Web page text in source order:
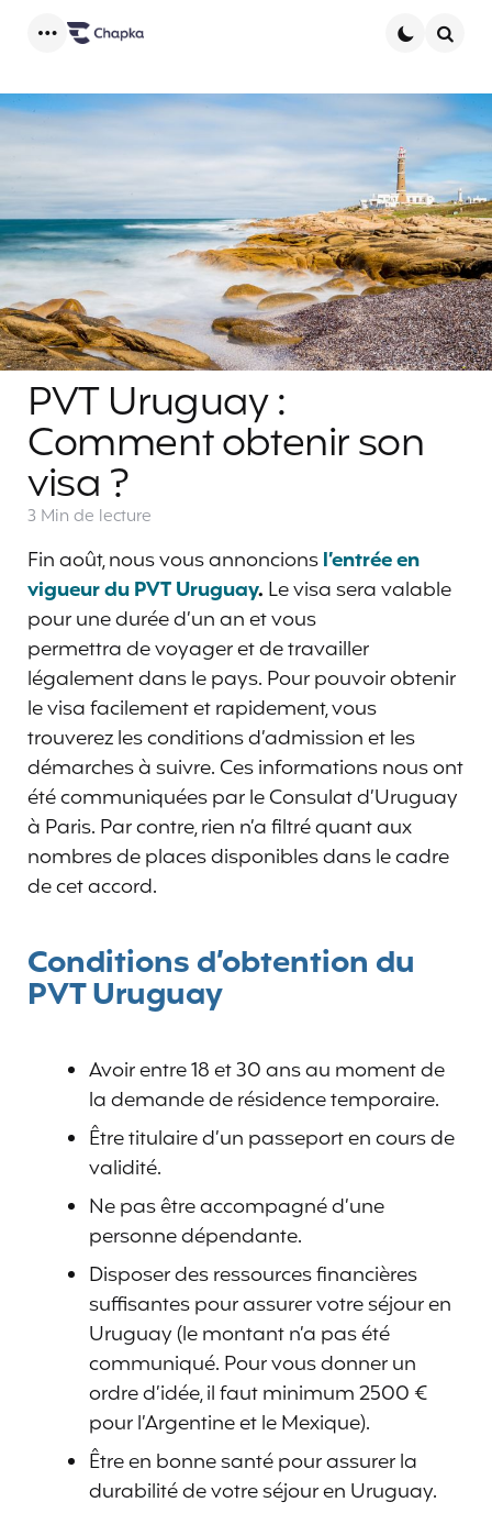
PVT Uruguay :
Comment obtenir son
visa ?
3 Min de lecture
Fin août, nous vous annoncionsl’entrée en
vigueur du PVT Uruguay. Le visa sera valable
pour une durée d’un an et vous
permettrade voyager et de travailler
légalement dans le pays. Pour pouvoir obtenir
le visa facilement et rapidement, vous
trouverez les conditions d’admission et les
démarches à suivre. Ces informations nous ont
été communiquées par le Consulat d’Uruguay
à Paris. Par contre, rien n’a filtré quant aux
nombres de places disponibles dans le cadre
de cet accord.
Conditions d’obtention du
PVT Uruguay
Avoir entre 18 et 30 ans au moment de
la demande de résidence temporaire.
Être titulaire d’un passeport en cours de
validité.
Ne pas être accompagné d’une
personne dépendante.
Disposer des ressources financières
suffisantes pour assurer votre séjour en
Uruguay (le montant n’a pas été
communiqué. Pour vous donner un
ordre d’idée, il faut minimum 2500 €
pour l’Argentine et le Mexique).
Être en bonne santé pour assurer la
durabilité de votre séjour en Uruguay.